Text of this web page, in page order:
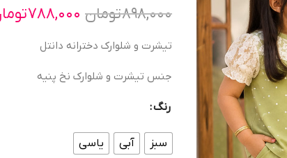
۸۹۸,۰۰۰تومان ۷۸۸,۰۰۰
تیشرت و شلوارک دخترانه دانتل
جنس تیشرت و شلوارک نخ پنیه
رنگ
سبز آبی یاسی